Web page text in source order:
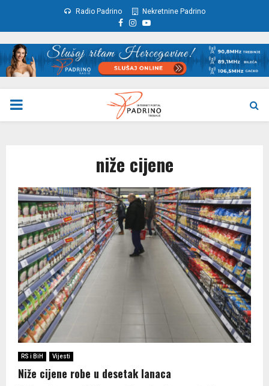
Radio Padrino Nekretnine Padrino
Facebook
Instagram
Youtube
PRIMARY
niže cijene
RS i BiH Vijesti
Niže cijene robe u desetak lanaca